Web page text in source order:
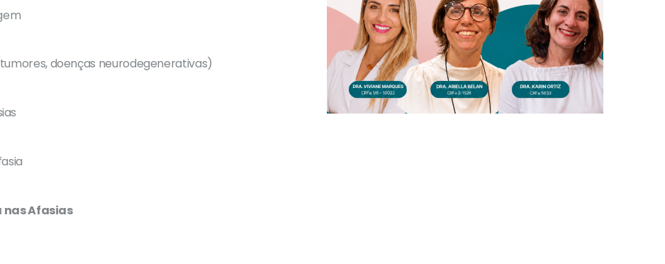
tumores, doenças neurodegenerativas)
nas Afasias